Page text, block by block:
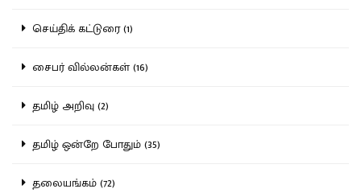
செய்திக் கட்டுரை (1)
சைபர் வில்லன்கள் (16)
தமிழ் அறிவு (2)
தமிழ் ஒன்றே போதும் (35)
தலையங்கம் (72)